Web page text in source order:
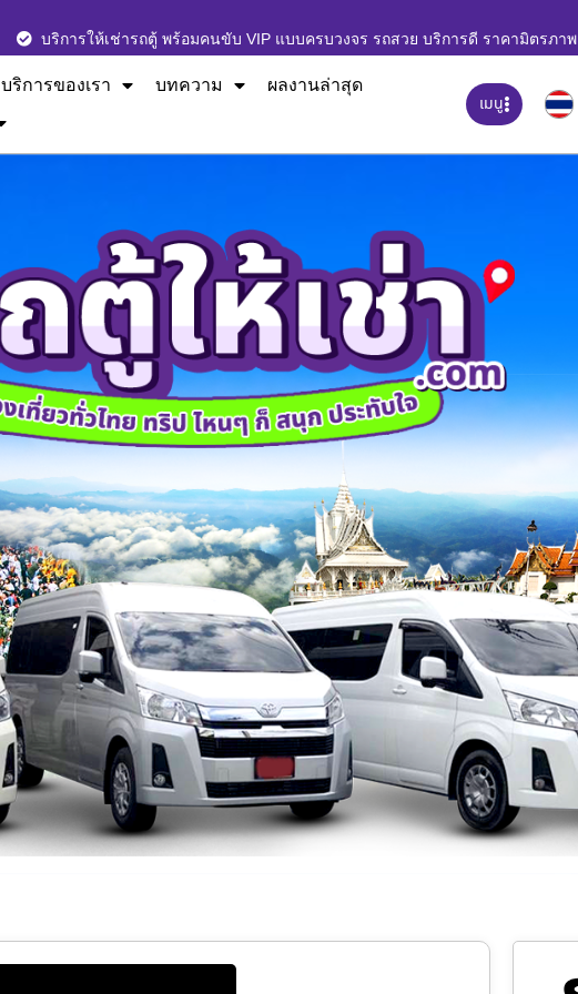
บริการให้เช่ารถตู้ พร้อมคนขับ VIP แบบครบวงจร รถสวย บริการดี ราคามิตรภาพ
บริการของเรา บทความ
ผลงานล่าสุด
เมนู